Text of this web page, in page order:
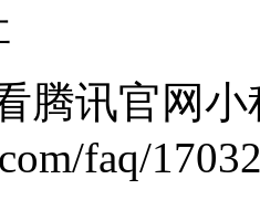
腾讯官网
faq/